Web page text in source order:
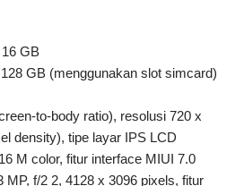
GB
GB (menggunakan slot simcard)
to-body ratio), resolusi 720 x
density), tipe layar IPS LCD
M color, fitur interface MIUI 7.0
MP, f/2 2, 4128 x 3096 pixels, fitur